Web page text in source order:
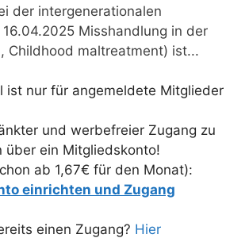
der intergenerationalen
Misshandlung in der
Childhood maltreatment) ist...
ist nur für angemeldete Mitglieder
und werbefreier Zugang zu
über ein Mitgliedskonto!
ab 1,67€ für den Monat):
einrichten und Zugang
einen Zugang? Hier